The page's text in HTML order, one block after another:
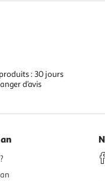
: 30 jours
d’avis